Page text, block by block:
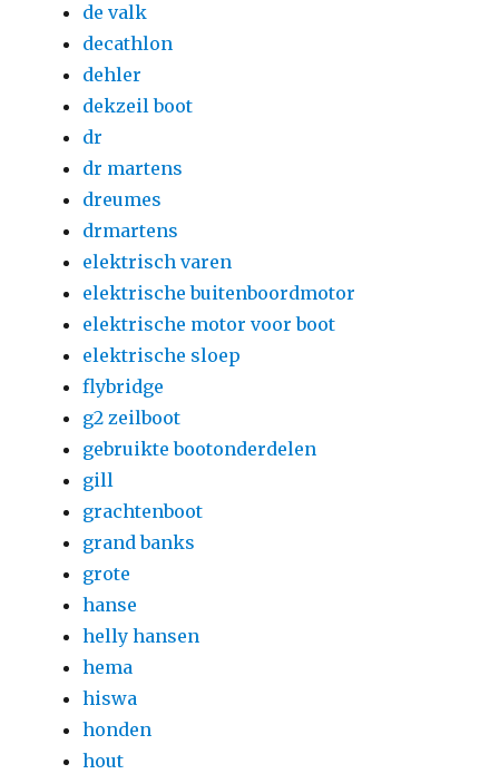
de valk
decathlon
dehler
dekzeil boot
dr
dr martens
dreumes
drmartens
elektrisch varen
elektrische buitenboordmotor
elektrische motor voor boot
elektrische sloep
flybridge
g2 zeilboot
gebruikte bootonderdelen
gill
grachtenboot
grand banks
grote
hanse
helly hansen
hema
hiswa
honden
hout